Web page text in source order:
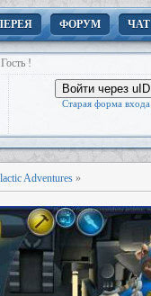
ФОРУМ ЧАТ
!
Войти через uID
Старая форма входа
Adventures »